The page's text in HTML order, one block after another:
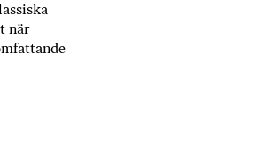
när